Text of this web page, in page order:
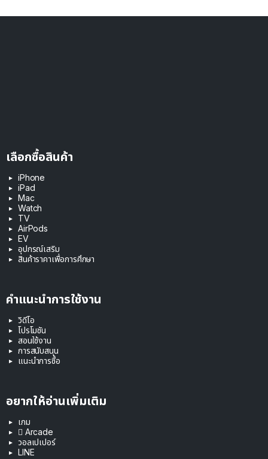
เลือกซื้อสินค้า
iPhone
iPad
Mac
Watch
TV
AirPods
EV
อุปกรณ์เสริม
สินค้าราคาเพื่อการศึกษา
คำแนะนำการใช้งาน
วิดีโอ
โปรโมชัน
สอนใช้งาน
การสนับสนุน
แนะนำการซื้อ
อยากให้อ่านเพิ่มเติม
เกม
 Arcade
วอลเปเปอร์
LINE